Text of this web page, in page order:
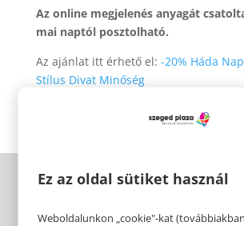
Az online megjelenés anyagát
mai naptól posztolható.
Az ajánlat itt érhető el: -20% Háda
Stílus Divat Minőség
Ez az oldal sütiket használ
Weboldalunkon „cookie"-kat